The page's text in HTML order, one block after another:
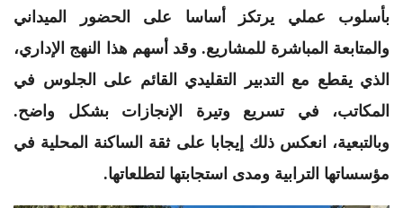
بأسلوب عملي يرتكز أساسا على الحضور الميداني
والمتابعة المباشرة للمشاريع. وقد أسهم هذا النهج الإداري،
الذي يقطع مع التدبير التقليدي القائم على الجلوس في
المكاتب، في تسريع وتيرة الإنجازات بشكل واضح.
وبالتبعية، انعكس ذلك إيجابا على ثقة الساكنة المحلية في
مؤسساتها الترابية ومدى استجابتها لتطلعاتها.